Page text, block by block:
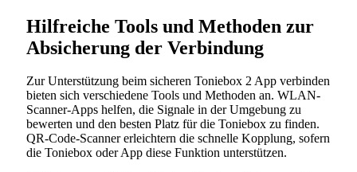
Hilfreiche Tools und Methoden zur
Absicherung der Verbindung
Zur Unterstützung beim sicheren Toniebox 2 App verbinden
bieten sich verschiedene Tools und Methoden an. WLAN-
Scanner-Apps helfen, die Signale in der Umgebung zu
bewerten und den besten Platz für die Toniebox zu finden.
QR-Code-Scanner erleichtern die schnelle Kopplung, sofern
die Toniebox oder App diese Funktion unterstützen.